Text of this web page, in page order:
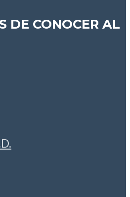
DE CONOCER AL